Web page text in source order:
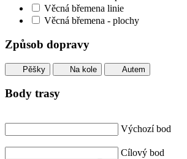
Věcná břemena linie
Věcná břemena - plochy
Způsob dopravy
Pěšky Na kole Autem
Body trasy
Výchozí bod
Cílový bod